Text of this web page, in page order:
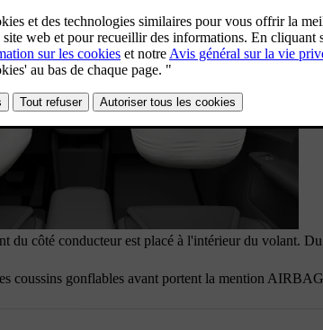
du côté conducteur est placé à l'intérieur du volant.
coussins gonflables avant portent la mention AIRBAG